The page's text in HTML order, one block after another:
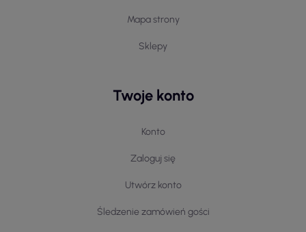
Mapa strony
Sklepy
Twoje konto
Konto
Zaloguj się
Utwórz konto
Śledzenie zamówień gości